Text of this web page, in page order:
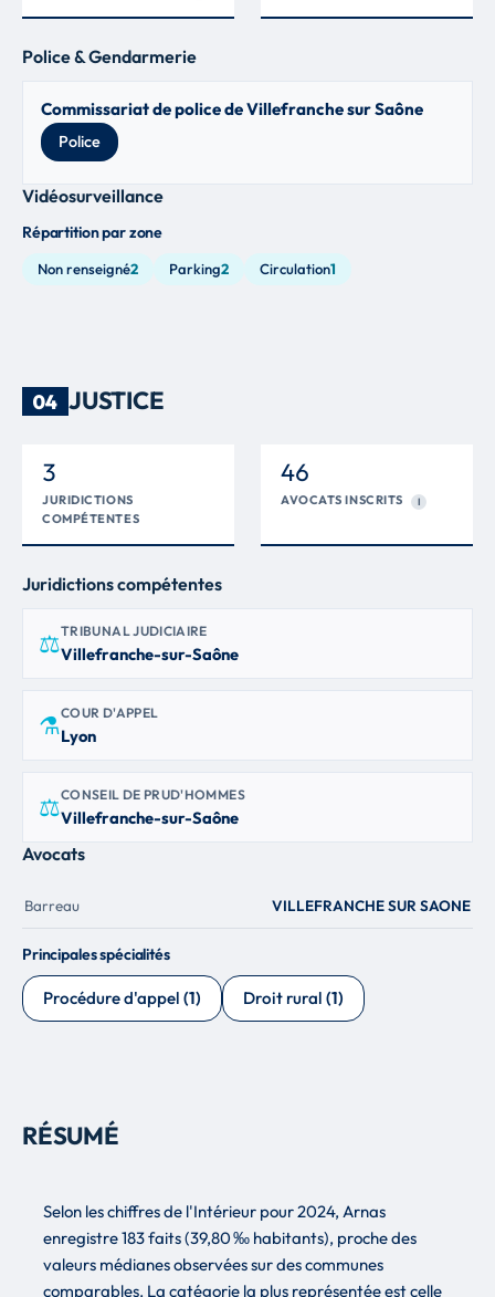
Police & Gendarmerie
Commissariat de police de Villefranche sur Saône
Police
Vidéosurveillance
Répartition par zone
Non renseigné2 Parking2 Circulation1
04 JUSTICE
3
JURIDICTIONS
COMPÉTENTES
46
AVOCATS INSCRITS I
Juridictions compétentes
⚖TRIBUNAL JUDICIAIRE
Villefranche-sur-Saône
⚗COUR D'APPEL
Lyon
⚖CONSEIL DE PRUD'HOMMES
Villefranche-sur-Saône
Avocats
Barreau VILLEFRANCHE SUR SAONE
Principales spécialités
Procédure d'appel (1) Droit rural (1)
RÉSUMÉ
Selon les chiffres de l'Intérieur pour 2024, Arnas
enregistre 183 faits (39,80 ‰ habitants), proche des
valeurs médianes observées sur des communes
comparables. La catégorie la plus représentée est celle